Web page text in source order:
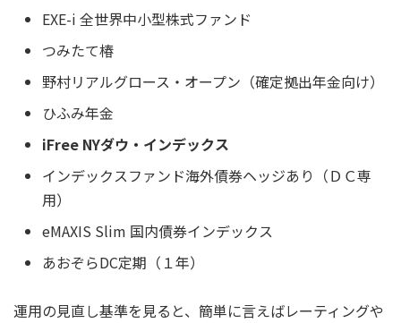
EXE-i 全世界中小型株式ファンド
つみたて椿
野村リアルグロース・オープン（確定拠出年金向け）
ひふみ年金
iFree NYダウ・インデックス
インデックスファンド海外債券ヘッジあり（ＤＣ専
用）
eMAXIS Slim 国内債券インデックス
あおぞらDC定期（１年）
運用の見直し基準を見ると、簡単に言えばレーティングや